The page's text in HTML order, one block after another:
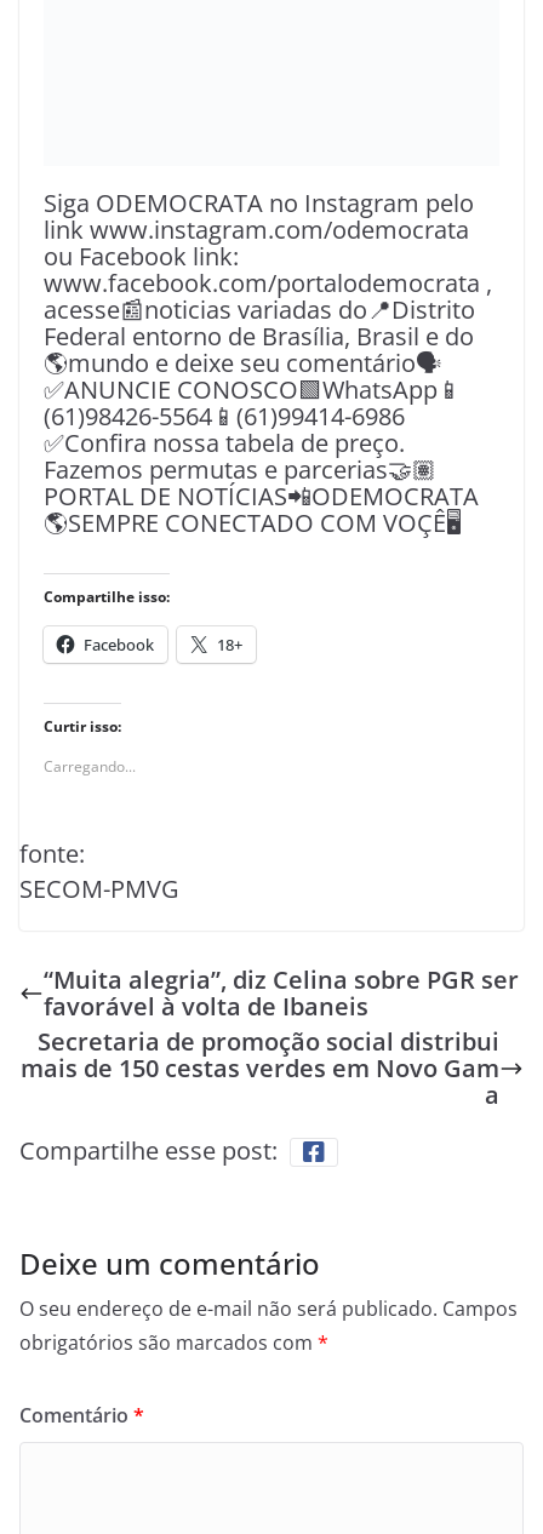
Siga ODEMOCRATA no Instagram pelo
link www.instagram.com/odemocrata
ou Facebook link:
www.facebook.com/portalodemocrata ,
acesse📰noticias variadas do📍Distrito
Federal entorno de Brasília, Brasil e do
🌎mundo e deixe seu comentário🗣
✅ANUNCIE CONOSCO🟩WhatsApp📱
(61)98426-5564📱(61)99414-6986
✅Confira nossa tabela de preço.
Fazemos permutas e parcerias🤝🏽
PORTAL DE NOTÍCIAS📲ODEMOCRATA
🌎SEMPRE CONECTADO COM VOÇÊ🖥️
Compartilhe isso:
Facebook 18+
Curtir isso:
Carregando...
fonte:
SECOM-PMVG
“Muita alegria”, diz Celina sobre PGR ser
favorável à volta de Ibaneis
Secretaria de promoção social distribui
mais de 150 cestas verdes em Novo Gam
a
Compartilhe esse post:
Deixe um comentário
O seu endereço de e-mail não será publicado. Campos
obrigatórios são marcados com *
Comentário *